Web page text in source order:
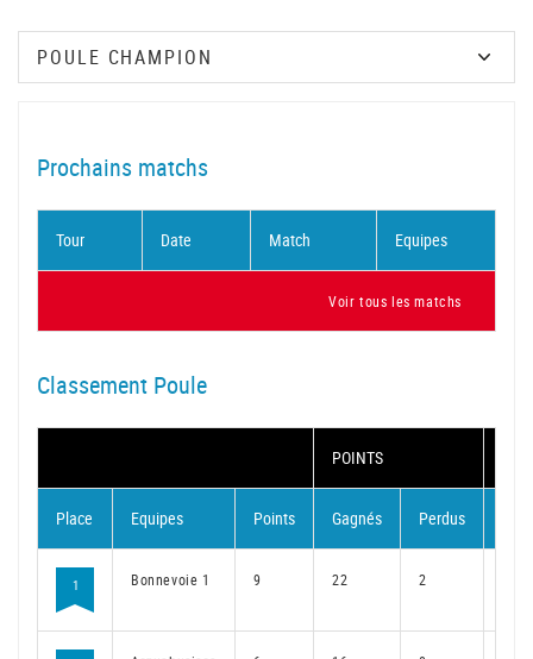
Prochains matchs
Tour Date Match Equipes
Voir tous les matchs
Classement Poule
POINTS
Place Equipes Points Gagnés Perdus
1 Bonnevoie 1 9 22 2